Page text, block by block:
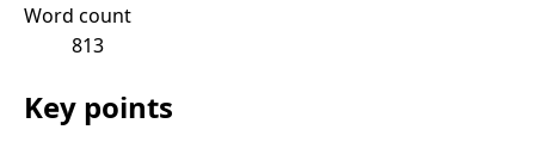
Word count
813
Key points